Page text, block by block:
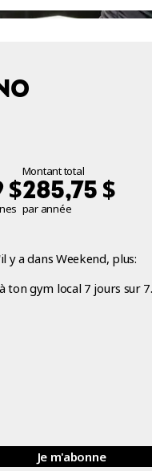
$
Montant total
285,75 $
par année
y a dans Weekend, plus:
à ton gym local 7 jours sur 7.
Je m'abonne